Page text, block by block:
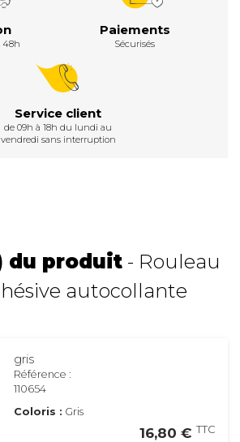
48h
Paiements
Sécurisés
Service client
de 09h à 18h du lundi au
vendredi sans interruption
du produit - Rouleau
autocollante
gris
Référence :
110654
Coloris : Gris
16,80 € TTC